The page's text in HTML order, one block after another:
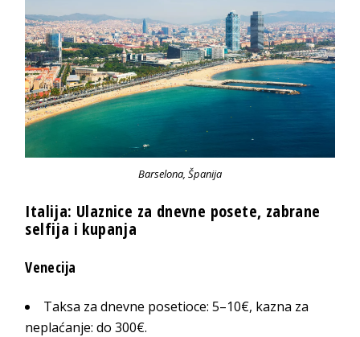
Barselona, Španija
Italija: Ulaznice za dnevne posete, zabrane
selfija i kupanja
Venecija
Taksa za dnevne posetioce: 5–10€, kazna za
neplaćanje: do 300€.